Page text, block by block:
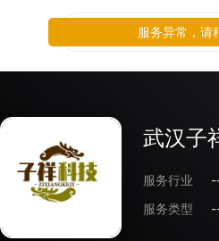
武汉子
服务行业
服务类型
服务异常，请